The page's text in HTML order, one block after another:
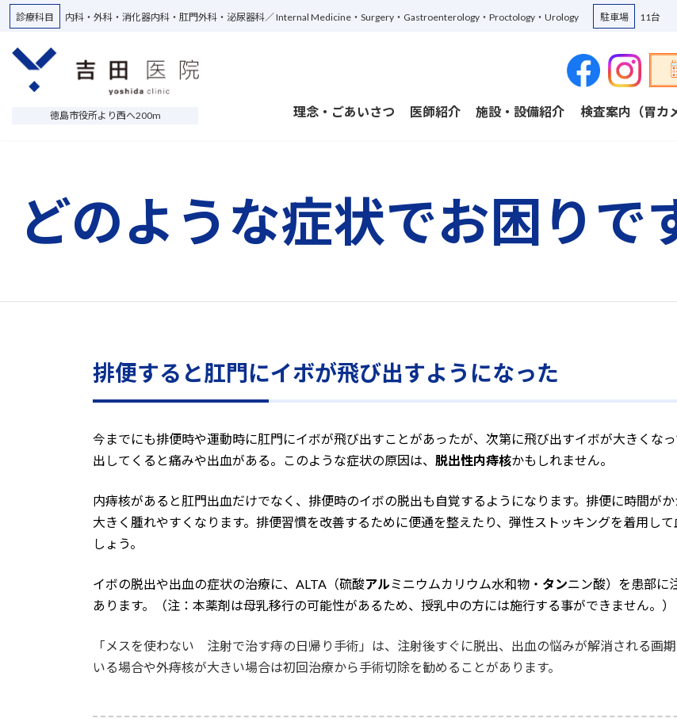
Skip
content
Skip
Navigation
診療科目 内科・外科・消化器内科・肛門外科・泌尿器科 Internal Medicine・Surgery・Gastroenterology・Proctology・Urology 駐車場 11台
徳島市役所より西へ200m 理念・ごあいさつ 医師紹介 施設・設備紹介 検査案内（胃カ
どのような症状でお困りで
排便すると肛門にイボが飛び出すようになった
今までにも排便時や運動時に肛門にイボが飛び出すことがあったが、次第に飛び出すイボが大きくな
出してくると痛みや出血がある。このような症状の原因は、 脱出性内痔核かもしれません。
内痔核があると肛門出血だけでなく、排便時のイボの脱出も自覚するようになります。排便に時間が
大きく腫れやすくなります。排便習慣を改善するために便通を整えたり、弾性ストッキングを着用し
しょう。
イボの脱出や出血の症状の治療に、ALTA（硫酸アルミニウムカリウム水和物・ タンニン酸）を患部に
あります。（注：本薬剤は母乳移行の可能性があるため、授乳中の方には施行する事ができません。）
「メスを使わない 注射で治す痔の日帰り手術」は、注射後すぐに脱出、出血の悩みが解消される画
いる場合や外痔核が大きい場合は初回治療から手術切除を勧めることがあります。